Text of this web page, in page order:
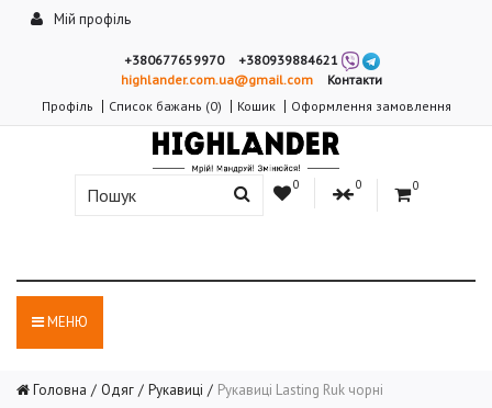
Мій профіль
+380677659970
+380939884621
highlander.com.ua@gmail.com
Контакти
Профіль
Список бажань (0) Кошик Оформлення замовлення
0 0 0
МЕНЮ
Головна Одяг Рукавиці Рукавиці Lasting Ruk чорні